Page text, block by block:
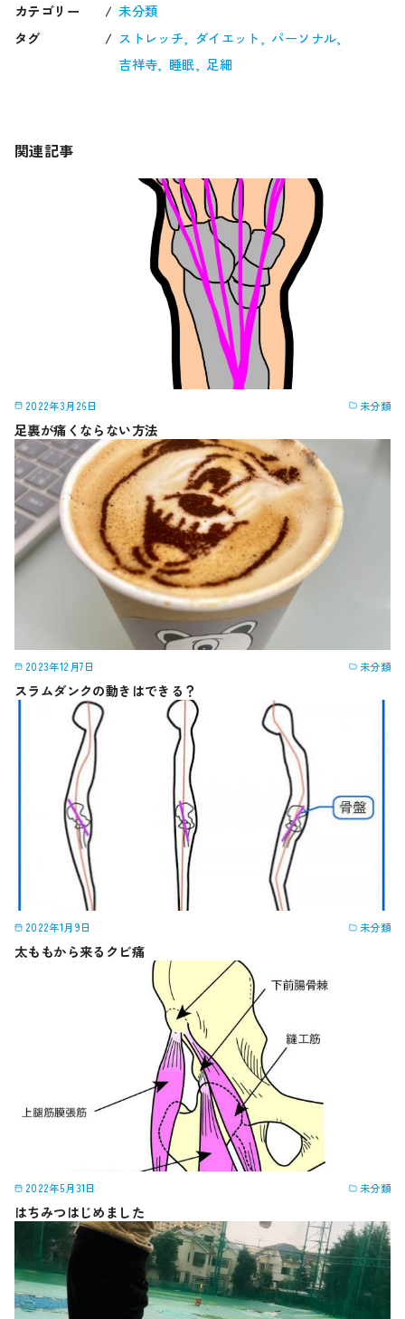
カテゴリー
未分類
タグ
ストレッチ ダイエット
パーソナル
吉祥寺
睡眠 足細
関連記事
2022年3月26日 未分類
足裏が痛くならない方法
2023年12月7日 未分類
スラムダンクの動きはできる？
2022年1月9日 未分類
太ももから来るクビ痛
2022年5月31日 未分類
はちみつはじめました